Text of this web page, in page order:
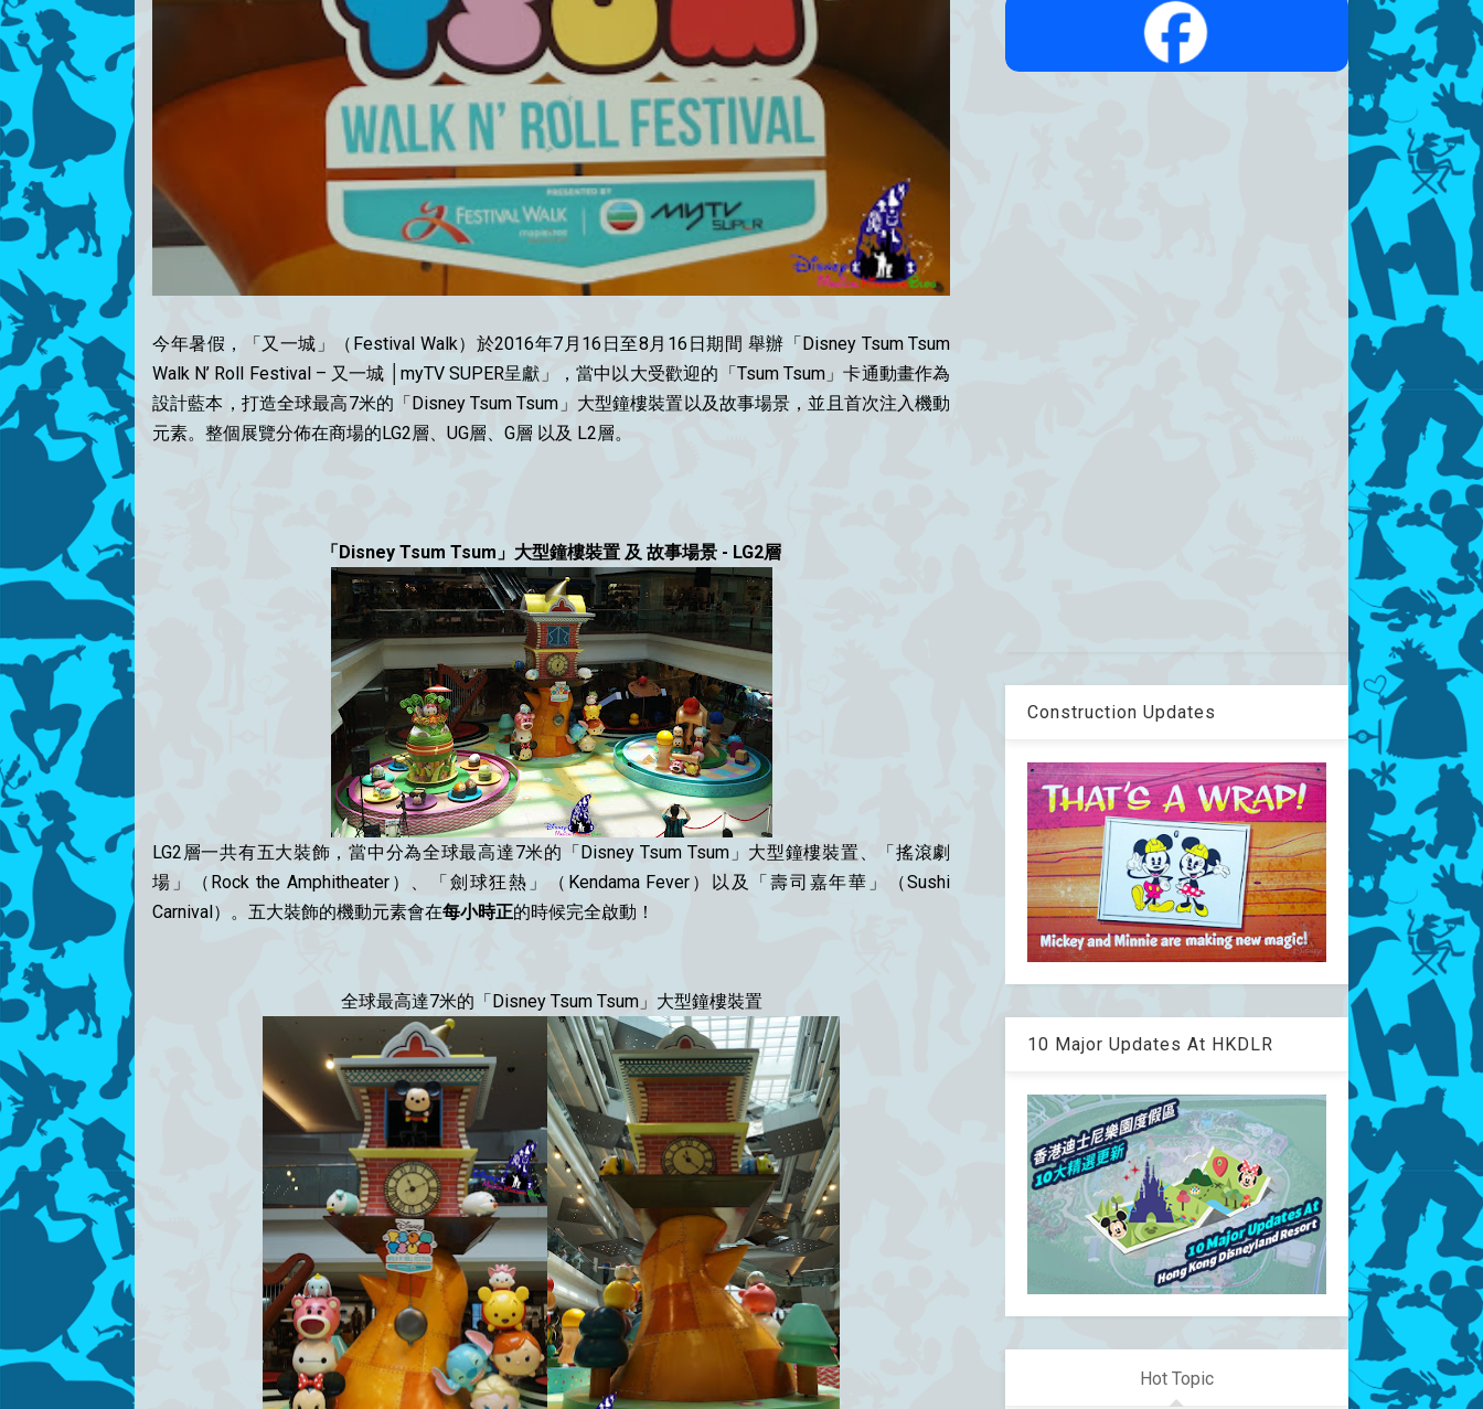
今年暑假，「又一城」（Festival Walk）於2016年7月16日至8月16日期間 舉辦「Disney Tsum Tsum
Walk N’ Roll Festival – 又一城 │myTV SUPER呈獻」，當中以大受歡迎的「Tsum Tsum」卡通動畫作為
設計藍本，打造全球最高7米的「Disney Tsum Tsum」大型鐘樓裝置以及故事場景，並且首次注入機動
元素。整個展覽分佈在商場的LG2層、UG層、G層 以及 L2層。
「Disney Tsum Tsum」大型鐘樓裝置 及 故事場景 - LG2層
LG2層一共有五大裝飾，當中分為全球最高達7米的「Disney Tsum Tsum」大型鐘樓裝置、「搖滾劇
場」（Rock the Amphitheater）、「劍球狂熱」（Kendama Fever）以及「壽司嘉年華」（Sushi
Carnival）。五大裝飾的機動元素會在每小時正的時候完全啟動！
全球最高達7米的「Disney Tsum Tsum」大型鐘樓裝置
Construction Updates
10 Major Updates At HKDLR
Hot Topic